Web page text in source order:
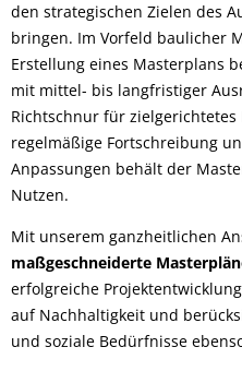
den strategischen Zielen des
bringen. Im Vorfeld baulicher
Erstellung eines Masterplans
mit mittel- bis langfristiger
Richtschnur für zielgerichtetes
regelmäßige Fortschreibung
Anpassungen behält der
Nutzen.
Mit unserem ganzheitlichen
maßgeschneiderte
erfolgreiche
auf Nachhaltigkeit und
und soziale Bedürfnisse